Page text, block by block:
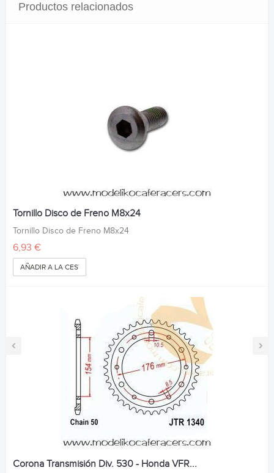
Productos relacionados
‹ ›
Tornillo Disco de Freno M8x24
Tornillo Disco de Freno M8x24
6,93 €
AÑADIR A LA CESTA
Corona Transmisión Div. 530 - Honda VFR...